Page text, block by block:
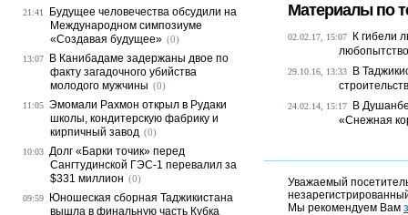
Материалы по
02.02.17, 15:07
К гибели
любопытство
29.10.16, 13:33
В
24.02.14, 15:17
В
«Снежная
Уважаемый
Мы рекомендуем Вам
21:41
Будущее человечества обсудили на
Международном симпозиуме
«Создавая будущее» (0)
13:07
В Канибадаме задержаны двое по
факту загадочного убийства
молодого мужчины (0)
11:05 Эмомали Рахмон открыл в Рудаки
школы, кондитерскую фабрику и
кирпичный завод (0)
10:03 Долг «Барки точик» перед
Сангтудинской ГЭС-1 перевалил за
$331 миллион (0)
09:59
Юношеская сборная Таджикистана
вышла в финальную часть Кубка